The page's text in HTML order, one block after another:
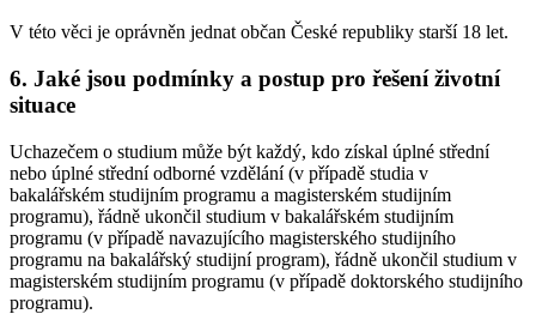
V této věci je oprávněn jednat občan České republiky starší 18 let.
6. Jaké jsou podmínky a postup pro řešení životní
situace
Uchazečem o studium může být každý, kdo získal úplné střední
nebo úplné střední odborné vzdělání (v případě studia v
bakalářském studijním programu a magisterském studijním
programu), řádně ukončil studium v bakalářském studijním
programu (v případě navazujícího magisterského studijního
programu na bakalářský studijní program), řádně ukončil studium v
magisterském studijním programu (v případě doktorského studijního
programu).